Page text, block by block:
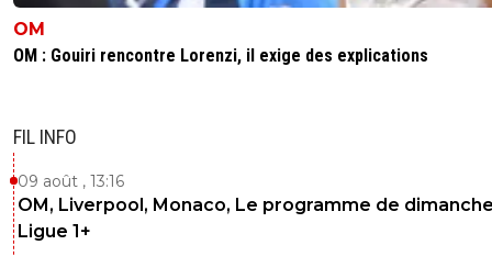
saammm
OM
OM : Gouiri rencontre Lorenzi, il exige des explications
FIL INFO
09 août , 13:16
OM, Liverpool, Monaco, Le programme de
Ligue 1+